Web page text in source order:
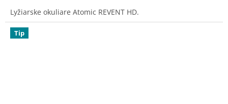
Lyžiarske okuliare Atomic REVENT HD.
Tip